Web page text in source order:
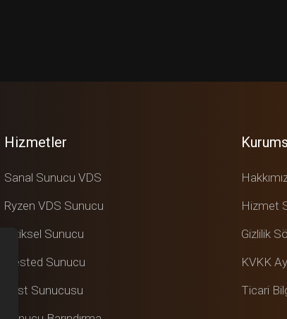
Hizmetler
Sanal Sunucu VDS
Ryzen VDS Sunucu
Fiziksel Sunucu
Nested Sunucu
Rust Sunucusu
Hizmet
Gizlilik
KVKK
Ticari